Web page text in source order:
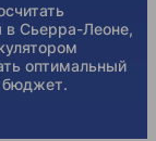
в Сьерра-Леоне,
оптимальный
бюджет.